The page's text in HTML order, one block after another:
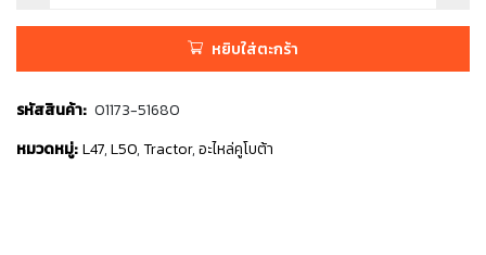
หยิบใส่ตะกร้า
รหัสสินค้า: 01173-51680
หมวดหมู่: L47,L50,Tractor,อะไหล่คูโบต้า